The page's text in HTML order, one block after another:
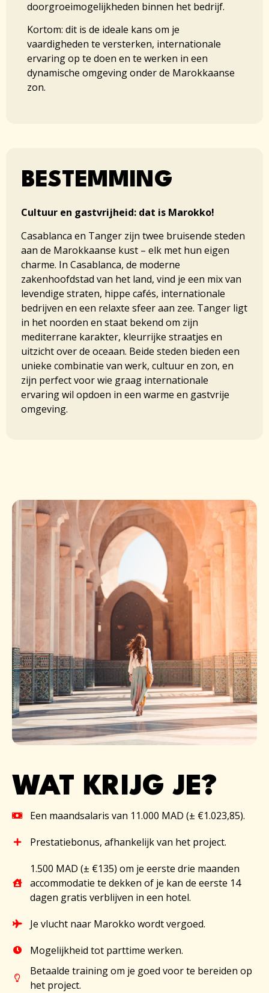
doorgroeimogelijkheden binnen het bedrijf.
Kortom: dit is de ideale kans om je
vaardigheden te versterken, internationale
ervaring op te doen en te werken in een
dynamische omgeving onder de Marokkaanse
zon.
BESTEMMING
Cultuur en gastvrijheid: dat is Marokko!
Casablanca en Tanger zijn twee bruisende steden
aan de Marokkaanse kust – elk met hun eigen
charme. In Casablanca, de moderne
zakenhoofdstad van het land, vind je een mix van
levendige straten, hippe cafés, internationale
bedrijven en een relaxte sfeer aan zee. Tanger ligt
in het noorden en staat bekend om zijn
mediterrane karakter, kleurrijke straatjes en
uitzicht over de oceaan. Beide steden bieden een
unieke combinatie van werk, cultuur en zon, en
zijn perfect voor wie graag internationale
ervaring wil opdoen in een warme en gastvrije
omgeving.
WAT KRIJG JE?
Een maandsalaris van 11.000 MAD (± €1.023,85).
Prestatiebonus, afhankelijk van het project.
1.500 MAD (± €135) om je eerste drie maanden
accommodatie te dekken of je kan de eerste 14
dagen gratis verblijven in een hotel.
Je vlucht naar Marokko wordt vergoed.
Mogelijkheid tot parttime werken.
Betaalde training om je goed voor te bereiden op
het project.